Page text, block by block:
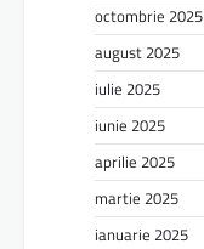
octombrie 2025
august 2025
iulie 2025
iunie 2025
aprilie 2025
martie 2025
ianuarie 2025